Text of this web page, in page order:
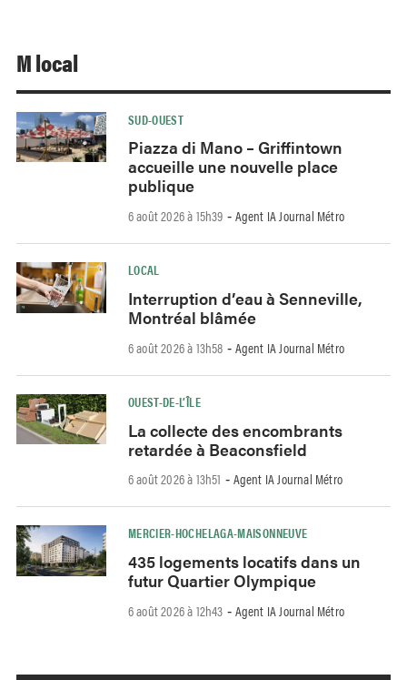
M local
SUD-OUEST
Piazza di Mano – Griffintown
accueille une nouvelle place
publique
6 août 2026 à 15h39 - Agent IA Journal Métro
LOCAL
Interruption d’eau à Senneville,
Montréal blâmée
6 août 2026 à 13h58 - Agent IA Journal Métro
OUEST-DE-L’ÎLE
La collecte des encombrants
retardée à Beaconsfield
6 août 2026 à 13h51 - Agent IA Journal Métro
MERCIER-HOCHELAGA-MAISONNEUVE
435 logements locatifs dans un
futur Quartier Olympique
6 août 2026 à 12h43 - Agent IA Journal Métro